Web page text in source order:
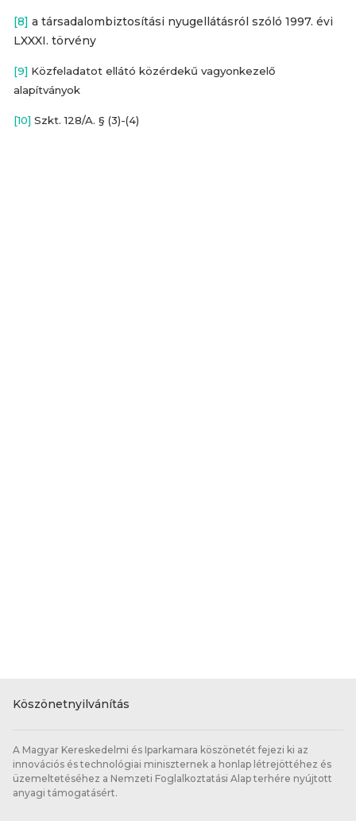
[8] a társadalombiztosítási nyugellátásról szóló 1997. évi
LXXXI. törvény
[9] Közfeladatot ellátó közérdekű vagyonkezelő
alapítványok
[10] Szkt. 128/A. § (3)-(4)
Köszönetnyilvánítás
A Magyar Kereskedelmi és Iparkamara köszönetét fejezi ki az
innovációs és technológiai miniszternek a honlap létrejöttéhez és
üzemeltetéséhez a Nemzeti Foglalkoztatási Alap terhére nyújtott
anyagi támogatásért.